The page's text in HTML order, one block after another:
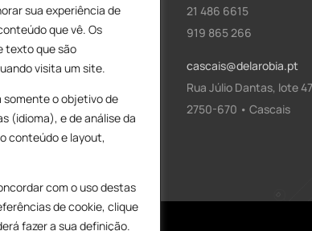
sua experiência de
que vê. Os
texto que são
visita um site.
somente o objetivo de
(idioma), e de análise da
conteúdo e layout,
com o uso destas
de cookie, clique
fazer a sua definição.
de Rana
21 486 6615
919 865 266
cascais@delarobia.pt
Rua Júlio Dantas, lote
2750-670 • Cascais